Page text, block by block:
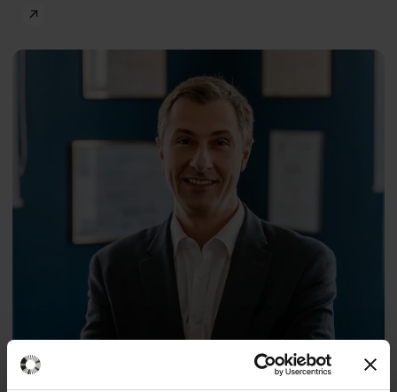
Mateusz Gola
Mental Health